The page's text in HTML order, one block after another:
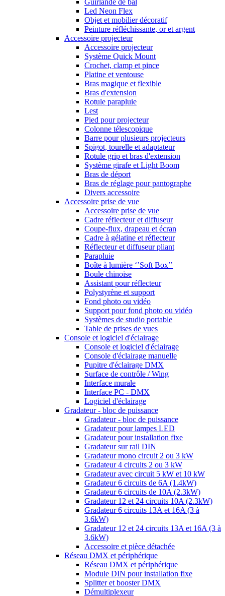
Guirlande de bal
Led Neon Flex
Objet et mobilier décoratif
Peinture réfléchissante, or et argent
Accessoire projecteur
Accessoire projecteur
Système Quick Mount
Crochet, clamp et pince
Platine et ventouse
Bras magique et flexible
Bras d'extension
Rotule parapluie
Lest
Pied pour projecteur
Colonne télescopique
Barre pour plusieurs projecteurs
Spigot, tourelle et adaptateur
Rotule grip et bras d'extension
Système girafe et Light Boom
Bras de déport
Bras de réglage pour pantographe
Divers accessoire
Accessoire prise de vue
Accessoire prise de vue
Cadre réflecteur et diffuseur
Coupe-flux, drapeau et écran
Cadre à gélatine et réflecteur
Réflecteur et diffuseur pliant
Parapluie
Boîte à lumière ‘’Soft Box’’
Boule chinoise
Assistant pour réflecteur
Polystyrène et support
Fond photo ou vidéo
Support pour fond photo ou vidéo
Systèmes de studio portable
Table de prises de vues
Console et logiciel d'éclairage
Console et logiciel d'éclairage
Console d'éclairage manuelle
Pupitre d'éclairage DMX
Surface de contrôle / Wing
Interface murale
Interface PC - DMX
Logiciel d'éclairage
Gradateur - bloc de puissance
Gradateur - bloc de puissance
Gradateur pour lampes LED
Gradateur pour installation fixe
Gradateur sur rail DIN
Gradateur mono circuit 2 ou 3 kW
Gradateur 4 circuits 2 ou 3 kW
Gradateur avec circuit 5 kW et 10 kW
Gradateur 6 circuits de 6A (1.4kW)
Gradateur 6 circuits de 10A (2.3kW)
Gradateur 12 et 24 circuits 10A (2.3kW)
Gradateur 6 circuits 13A et 16A (3 à
3.6kW)
Gradateur 12 et 24 circuits 13A et 16A (3 à
3.6kW)
Accessoire et pièce détachée
Réseau DMX et périphérique
Réseau DMX et périphérique
Module DIN pour installation fixe
Splitter et booster DMX
Démultiplexeur